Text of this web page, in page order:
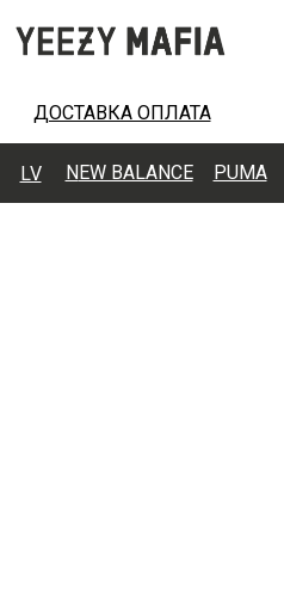
ДОСТАВКА ОПЛАТА
LV PUMA
NEW BALANCE